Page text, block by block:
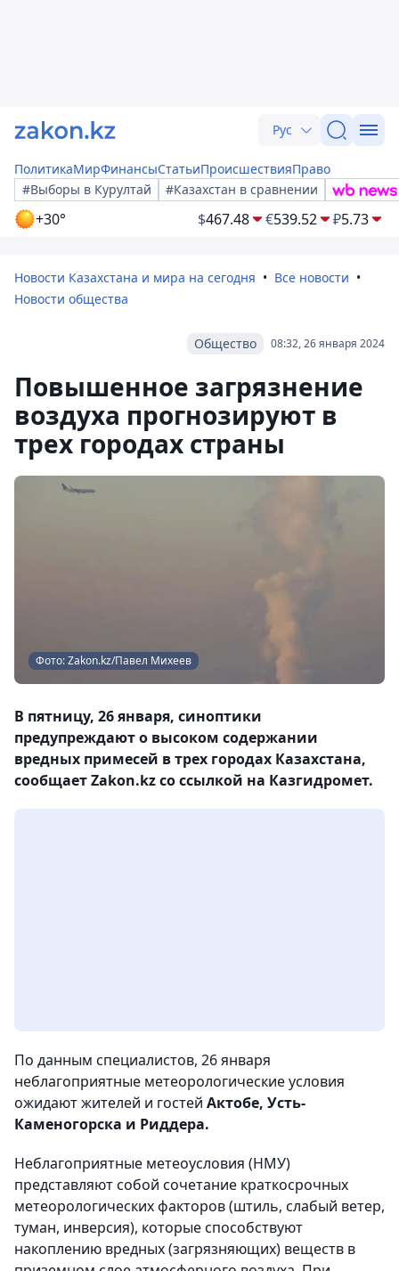
Рус
ПолитикаМирФинансыСтатьиПроисшествияПраво
#Выборы в Курултай
#Казахстан в сравнении
+30° $467.48 €539.52 ₽5.73
Новости Казахстана и мира на сегодня
Все новости
Новости общества
08:32, 26 января 2024
Общество
Повышенное загрязнение
воздуха прогнозируют в
трех городах страны
Фото: Zakon.kz/Павел Михеев
В пятницу, 26 января, синоптики
предупреждают о высоком содержании
вредных примесей в трех городах Казахстана,
сообщает Zakon.kz со ссылкой на Казгидромет.
По данным специалистов, 26 января
неблагоприятные метеорологические условия
ожидают жителей и гостей Актобе, Усть-
Каменогорска и Риддера.
Неблагоприятные метеоусловия (НМУ)
представляют собой сочетание краткосрочных
метеорологических факторов (штиль, слабый ветер,
туман, инверсия), которые способствуют
накоплению вредных (загрязняющих) веществ в